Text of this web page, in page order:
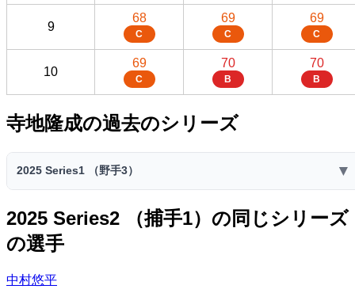
9
68
C
69
C
69
C
10
69
C
70
B
70
B
寺地隆成の過去のシリーズ
2025 Series1 （野手3） ▼
2025 Series1 （野手3）
スピリ
ッツ
4900
2025 Series2 （捕手1）の同じシリーズ
の選手
中村悠平